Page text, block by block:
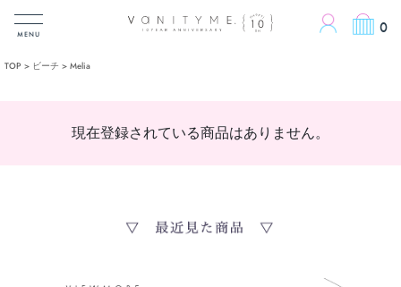
0
MENU
TOP ビーチ Melia
現在登録されている商品はありません。